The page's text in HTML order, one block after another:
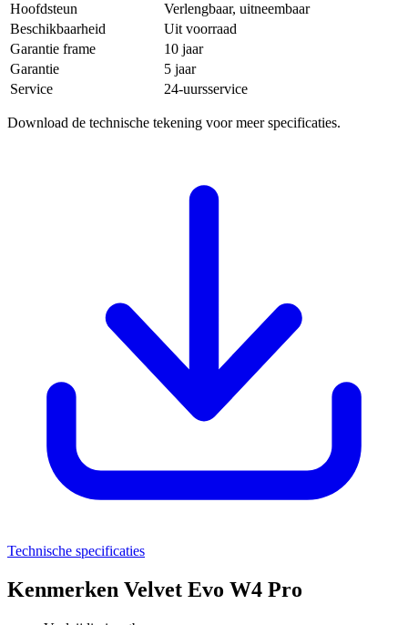
Hoofdsteun
Verlengbaar, uitneembaar
Beschikbaarheid
Uit voorraad
Garantie frame
10 jaar
Garantie
5 jaar
Service
24-uursservice
Download de technische tekening voor meer specificaties.
Technische specificaties
Kenmerken Velvet Evo W4 Pro